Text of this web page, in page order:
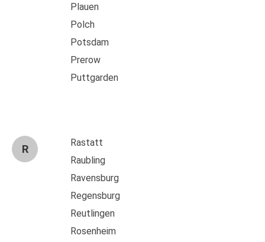
Plauen
Polch
Potsdam
Prerow
Puttgarden
R
Rastatt
Raubling
Ravensburg
Regensburg
Reutlingen
Rosenheim